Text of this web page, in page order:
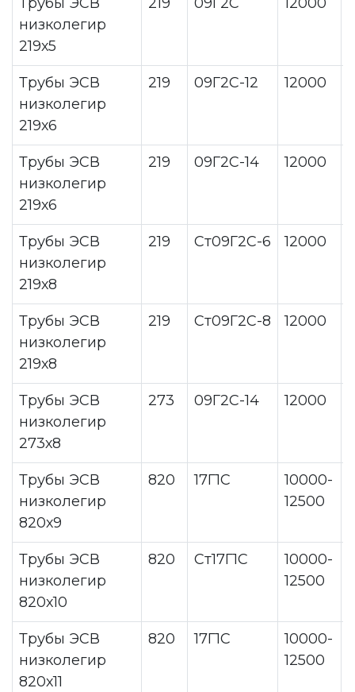
низколегир
219х5
Трубы ЭСВ
низколегир
219х6
219 09Г2С-12 12000
Трубы ЭСВ
низколегир
219х6
219 09Г2С-14 12000
Трубы ЭСВ
низколегир
219х8
219 Ст09Г2С-6 12000
Трубы ЭСВ
низколегир
219х8
219 Ст09Г2С-8 12000
Трубы ЭСВ
низколегир
273х8
273 09Г2С-14 12000
Трубы ЭСВ
низколегир
820х9
820 17Г1С
10000-
12500
Трубы ЭСВ
низколегир
820х10
820 Ст17Г1С
10000-
12500
Трубы ЭСВ
низколегир
820х11
820 17Г1С
10000-
12500